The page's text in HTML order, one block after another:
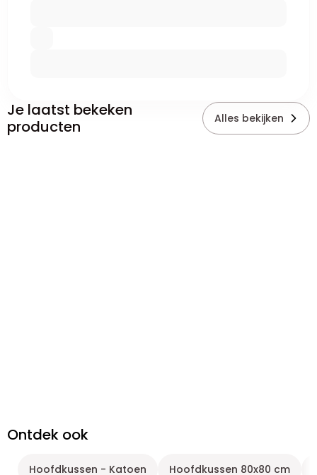
Je laatst bekeken
producten
Alles bekijken
Ontdek ook
Hoofdkussen - Katoen Hoofdkussen 80x80 cm